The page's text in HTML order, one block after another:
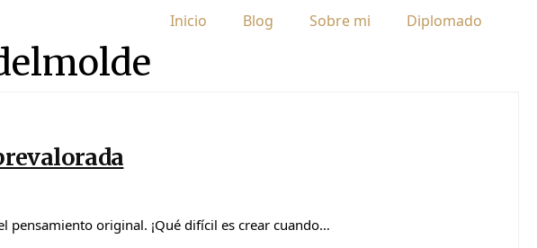
Inicio Blog Sobre mi Diplomado
pensamiento original. ¡Qué difícil es crear cuando…